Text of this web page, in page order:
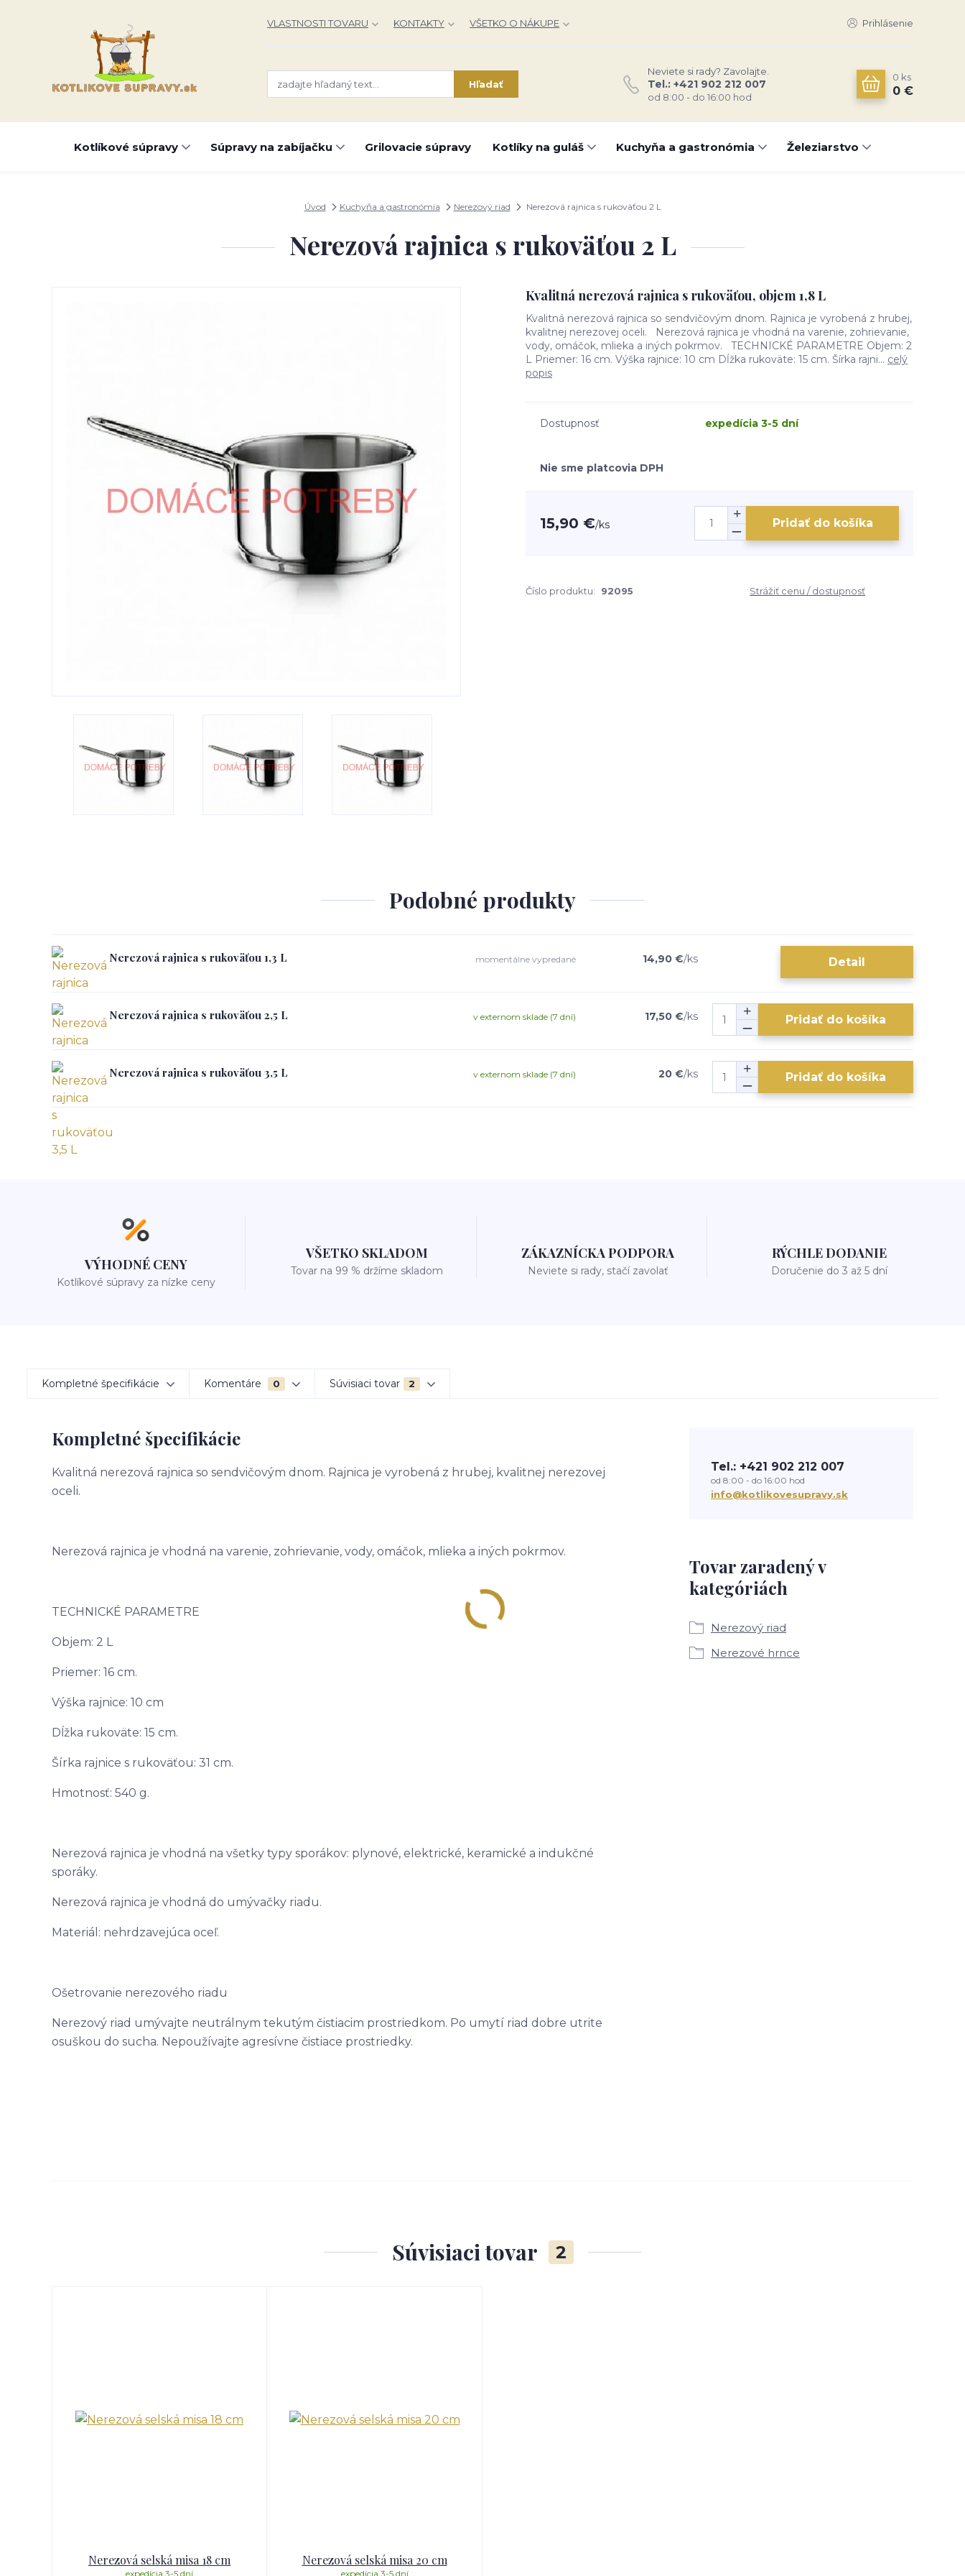
VLASTNOSTI TOVARU KONTAKTY VŠETKO O NÁKUPE Prihlásenie
Hľadať
Neviete si rady? Zavolajte.
Tel.: +421 902 212 007
od 8:00 - do 16:00 hod
0 ks
0 €
Kotlíkové súpravy Súpravy na zabíjačku Grilovacie súpravy Kotlíky na guláš Kuchyňa a gastronómia Železiarstvo
Úvod Kuchyňa a gastronómia Nerezový riad Nerezová rajnica s rukoväťou 2 L
Nerezová rajnica s rukoväťou 2 L
Kvalitná nerezová rajnica s rukoväťou, objem 1,8 L
Kvalitná nerezová rajnica so sendvičovým dnom. Rajnica je vyrobená z hrubej,
kvalitnej nerezovej oceli. Nerezová rajnica je vhodná na varenie, zohrievanie,
vody, omáčok, mlieka a iných pokrmov. TECHNICKÉ PARAMETRE Objem: 2
L Priemer: 16 cm. Výška rajnice: 10 cm Dĺžka rukoväte: 15 cm. Šírka rajni... celý
popis
Dostupnosť expedícia 3-5 dní
Nie sme platcovia DPH
15,90 €/ks Pridať do košíka
Číslo produktu: 92095 Strážiť cenu / dostupnosť
Podobné produkty
Nerezová rajnica s rukoväťou 1,3 L 14,90 €/ks
momentálne vypredané Detail
Nerezová rajnica s rukoväťou 2,5 L 17,50 €/ks
v externom sklade (7 dní) Pridať do košíka
Nerezová rajnica s rukoväťou 3,5 L 20 €/ks
v externom sklade (7 dní) Pridať do košíka
VÝHODNÉ CENY
Kotlíkové súpravy za nízke ceny
VŠETKO SKLADOM
Tovar na 99 % držíme skladom
ZÁKAZNÍCKA PODPORA
Neviete si rady, stačí zavolať
RÝCHLE DODANIE
Doručenie do 3 až 5 dní
Kompletné špecifikácie Komentáre 0 Súvisiaci tovar 2
Kompletné špecifikácie
Kvalitná nerezová rajnica so sendvičovým dnom. Rajnica je vyrobená z hrubej, kvalitnej nerezovej
oceli.
Nerezová rajnica je vhodná na varenie, zohrievanie, vody, omáčok, mlieka a iných pokrmov.
TECHNICKÉ PARAMETRE
Objem: 2 L
Priemer: 16 cm.
Výška rajnice: 10 cm
Dĺžka rukoväte: 15 cm.
Šírka rajnice s rukoväťou: 31 cm.
Hmotnosť: 540 g.
Nerezová rajnica je vhodná na všetky typy sporákov: plynové, elektrické, keramické a indukčné
sporáky.
Nerezová rajnica je vhodná do umývačky riadu.
Materiál: nehrdzavejúca oceľ.
Ošetrovanie nerezového riadu
Nerezový riad umývajte neutrálnym tekutým čistiacim prostriedkom. Po umytí riad dobre utrite
osuškou do sucha. Nepoužívajte agresívne čistiace prostriedky.
Tovar zaradený v
kategóriách
Nerezový riad
Nerezové hrnce
Tel.: +421 902 212 007
od 8:00 - do 16:00 hod
info@kotlikovesupravy.sk
Súvisiaci tovar 2
Nerezová selská misa 18 cm
expedícia 3-5 dní
Nerezová selská misa 20 cm
expedícia 3-5 dní